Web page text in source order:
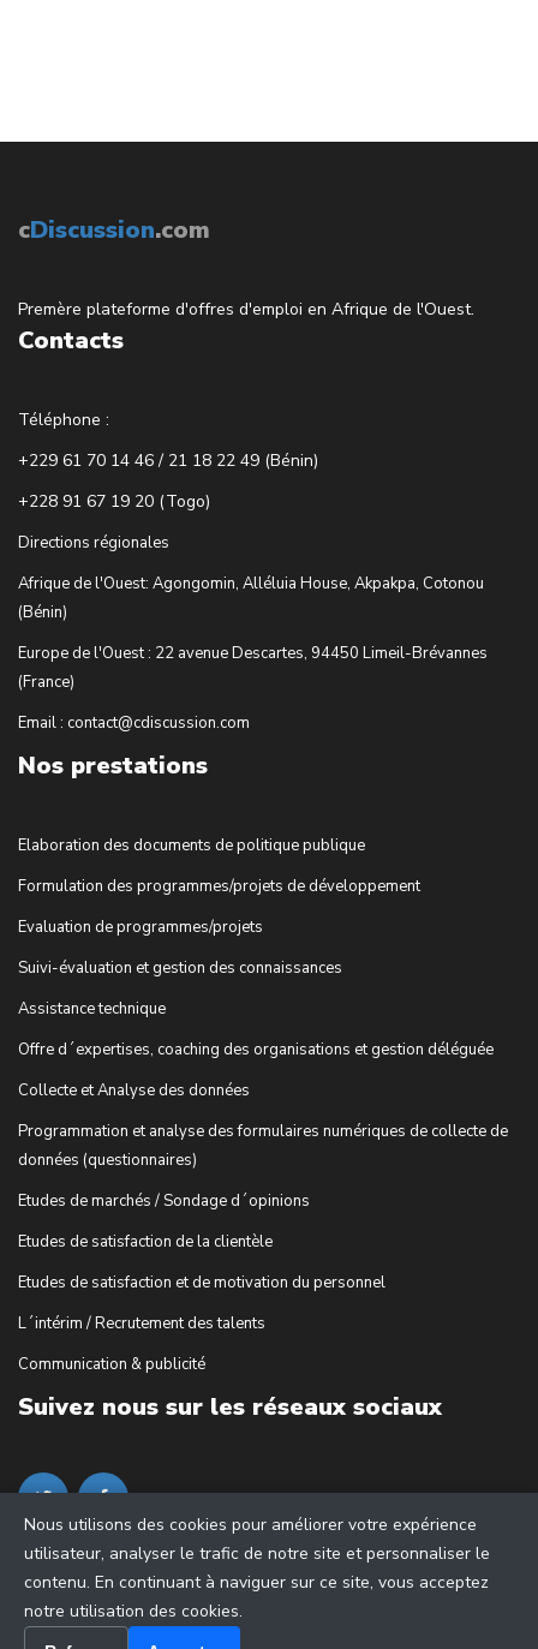
cDiscussion.com
Premère plateforme d'offres d'emploi en Afrique de l'Ouest.
Contacts
Téléphone :
+229 61 70 14 46 / 21 18 22 49 (Bénin)
+228 91 67 19 20 (Togo)
Directions régionales
Afrique de l'Ouest: Agongomin, Alléluia House, Akpakpa, Cotonou
(Bénin)
Europe de l'Ouest : 22 avenue Descartes, 94450 Limeil-Brévannes
(France)
Email : contact@cdiscussion.com
Nos prestations
Elaboration des documents de politique publique
Formulation des programmes/projets de développement
Evaluation de programmes/projets
Suivi-évaluation et gestion des connaissances
Assistance technique
Offre d´expertises, coaching des organisations et gestion déléguée
Collecte et Analyse des données
Programmation et analyse des formulaires numériques de collecte de
données (questionnaires)
Etudes de marchés / Sondage d´opinions
Etudes de satisfaction de la clientèle
Etudes de satisfaction et de motivation du personnel
L´intérim / Recrutement des talents
Communication & publicité
Suivez nous sur les réseaux sociaux
Nous utilisons des cookies pour améliorer votre expérience
utilisateur, analyser le trafic de notre site et personnaliser le
contenu. En continuant à naviguer sur ce site, vous acceptez
notre utilisation des cookies.